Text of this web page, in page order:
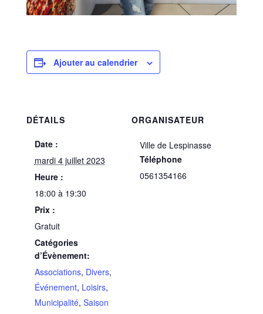
Ajouter au calendrier
DÉTAILS
Date :
mardi 4 juillet 2023
Heure :
18:00 à 19:30
Prix :
Gratuit
Catégories
d’Évènement:
Associations, Divers,
Événement, Loisirs,
Municipalité, Saison
ORGANISATEUR
Ville de Lespinasse
Téléphone
0561354166